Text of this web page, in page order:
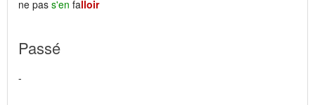
ne pas s'en falloir
Passé
-